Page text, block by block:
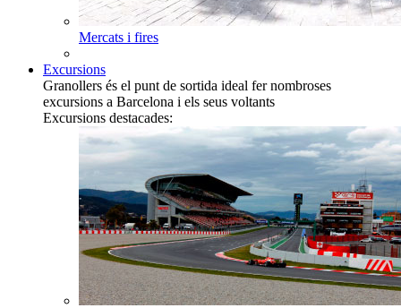
Mercats i fires
Excursions
Granollers és el punt de sortida ideal fer nombroses
excursions a Barcelona i els seus voltants
Excursions destacades: